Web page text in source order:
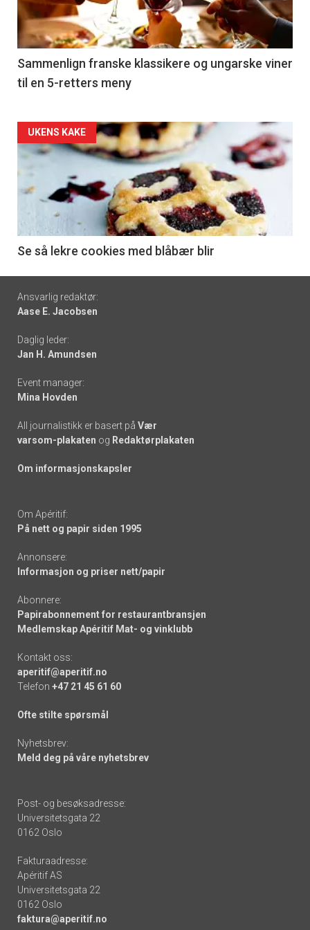
nå
-
5
Sammenlign franske klassikere og ungarske viner
til en 5-retters meny
Forsiden
akkurat
nå
6
UKENS KAKE
Se så lekre cookies med blåbær blir
Footer
-
links
Ansvarlig redaktør:
Aase E. Jacobsen
Daglig leder:
Jan H. Amundsen
Event manager:
Mina Hovden
All journalistikk er basert på Vær
varsom-plakaten og Redaktørplakaten
Om informasjonskapsler
Om Apéritif:
På nett og papir siden 1995
Annonsere:
Informasjon og priser nett/papir
Abonnere:
Papirabonnement for restaurantbransjen
Medlemskap Apéritif Mat- og vinklubb
Kontakt oss:
aperitif@aperitif.no
Telefon +47 21 45 61 60
Ofte stilte spørsmål
Nyhetsbrev:
Meld deg på våre nyhetsbrev
Post- og besøksadresse:
Universitetsgata 22
0162 Oslo
Fakturaadresse:
Apéritif AS
Universitetsgata 22
0162 Oslo
faktura@aperitif.no